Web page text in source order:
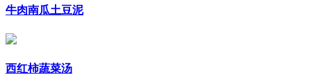
牛肉南瓜土豆泥
西红柿蔬菜汤